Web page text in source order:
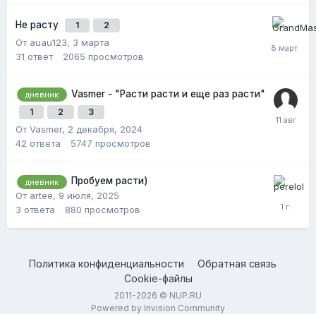
Не расту 1 2
От auau123, 3 марта
31 ответ 2065 просмотров
дневник Vasmer - "Расти расти и еще раз расти"
1 2 3
От Vasmer, 2 декабря, 2024
42 ответа 5747 просмотров
дневник
Пробуем расти)
От artee, 9 июля, 2025
3 ответа 880 просмотров
Политика конфиденциальности
Обратная связь
Cookie-файлы
2011-2026 © NUP.RU
Powered by Invision Community